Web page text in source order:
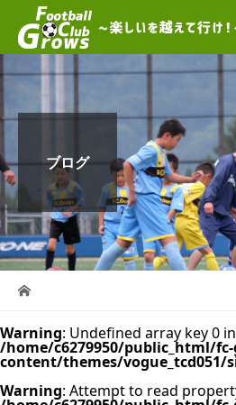
ブログ
Warning: Undefined array key 0 in
/home/c6279950/public_html/
content/themes/vogue_tcd051/
Warning: Attempt to read